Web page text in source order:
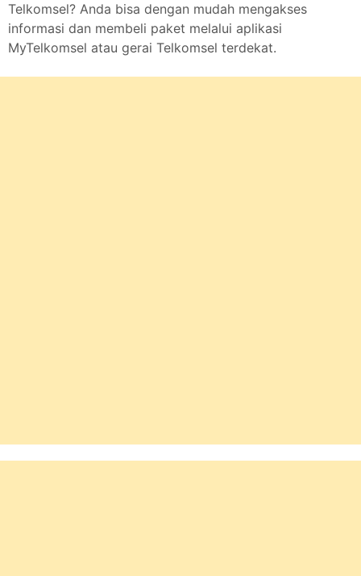
Telkomsel? Anda bisa dengan mudah mengakses
informasi dan membeli paket melalui aplikasi
MyTelkomsel atau gerai Telkomsel terdekat.